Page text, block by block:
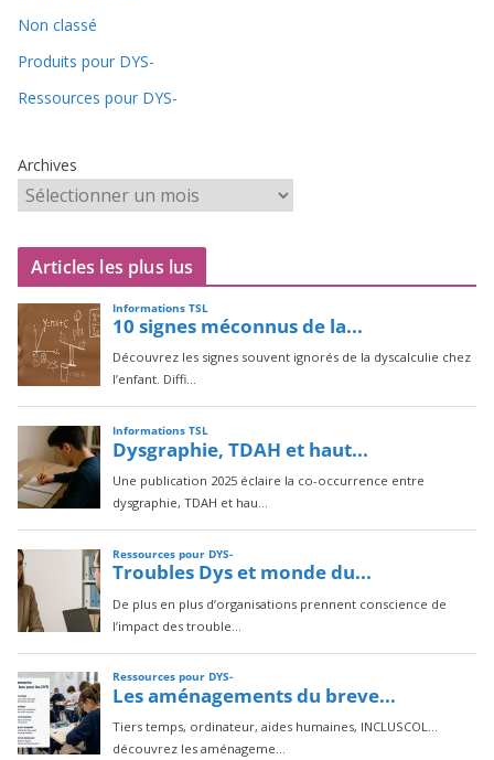
Non classé
Produits pour DYS-
Ressources pour DYS-
Archives
Articles les plus lus